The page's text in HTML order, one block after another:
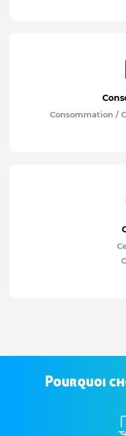
Consommation /
Pourquoi